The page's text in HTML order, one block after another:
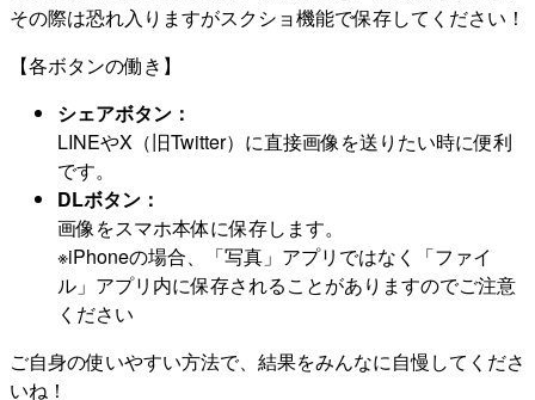
その際は恐れ入りますがスクショ機能で保存してください！
【各ボタンの働き】
シェアボタン：
LINEやX（旧Twitter）に直接画像を送りたい時に便利
です。
DLボタン：
画像をスマホ本体に保存します。
※iPhoneの場合、「写真」アプリではなく「ファイ
ル」アプリ内に保存されることがありますのでご注意
ください
ご自身の使いやすい方法で、結果をみんなに自慢してくださ
いね！